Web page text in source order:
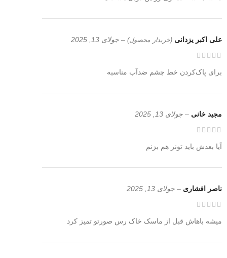
علی اکبر یزدانی (خریدار محصول) – جولای 13, 2025
برای پاک‌کردن خط چشم ضدآب مناسبه
مجید خانی – جولای 13, 2025
آیا بعدش باید تونر هم بزنم
ناصر افشاری – جولای 13, 2025
میشه باهاش قبل از ماسک خاک رس صورتو تمیز کرد